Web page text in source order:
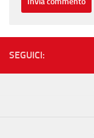
SEGUICI: